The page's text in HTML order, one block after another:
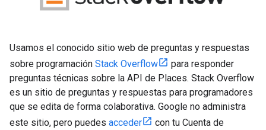
Usamos el conocido sitio web de preguntas y respuestas
sobre programación Stack Overflow
para responder
preguntas técnicas sobre la API de Places. Stack Overflow
es un sitio de preguntas y respuestas para programadores
que se edita de forma colaborativa. Google no administra
este sitio, pero puedes acceder
con tu Cuenta de